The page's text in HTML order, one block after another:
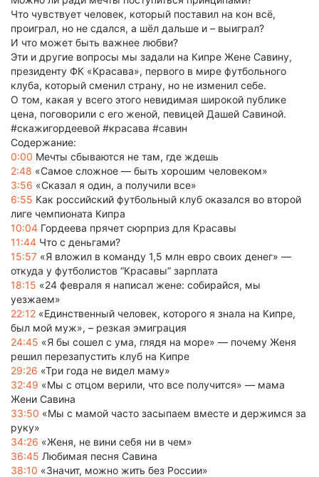
Что чувствует человек, который поставил на кон всё,
проиграл, но не сдался, а шёл дальше и – выиграл?
И что может быть важнее любви?
Эти и другие вопросы мы задали на Кипре Жене Савину,
президенту ФК «Красава», первого в мире футбольного
клуба, который сменил страну, но не изменил себе.
О том, какая у всего этого невидимая широкой публике
цена, поговорили с его женой, певицей Дашей Савиной.
#скажигордеевой #красава #савин
Содержание:
0:00 Мечты сбываются не там, где ждешь
2:48 «Самое сложное — быть хорошим человеком»
3:56 «Сказал я один, а получили все»
6:55 Как российский футбольный клуб оказался во второй
лиге чемпионата Кипра
10:04 Гордеева прячет сюрприз для Красавы
11:44 Что с деньгами?
15:57 «Я вложил в команду 1,5 млн евро своих денег» —
откуда у футболистов “Красавы” зарплата
18:15 «24 февраля я написал жене: собирайся, мы
уезжаем»
22:12 «Единственный человек, которого я знала на Кипре,
был мой муж», – резкая эмиграция
24:45 «Я бы сошел с ума, глядя на море» — почему Женя
решил перезапустить клуб на Кипре
29:26 «Три года не видел маму»
32:49 «Мы с отцом верили, что все получится» — мама
Жени Савина
33:50 «Мы с мамой часто засыпаем вместе и держимся за
руку»
34:26 «Женя, не вини себя ни в чем»
36:45 Любимая песня Савина
38:10 «Значит, можно жить без России»